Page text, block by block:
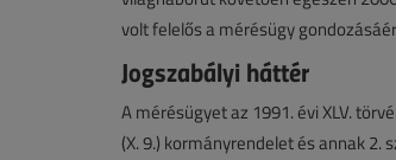
volt felelős a mérésügy
Jogszabályi háttér
A mérésügyet az 1991. évi XLV.
(X. 9.) kormányrendelet és annak 2.